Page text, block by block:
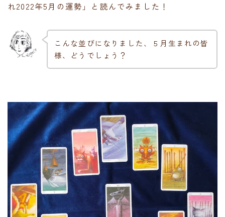
れ2022年5月の運勢」と読んでみました！
こんな並びになりました、５月生まれの皆
様、どうでしょう？